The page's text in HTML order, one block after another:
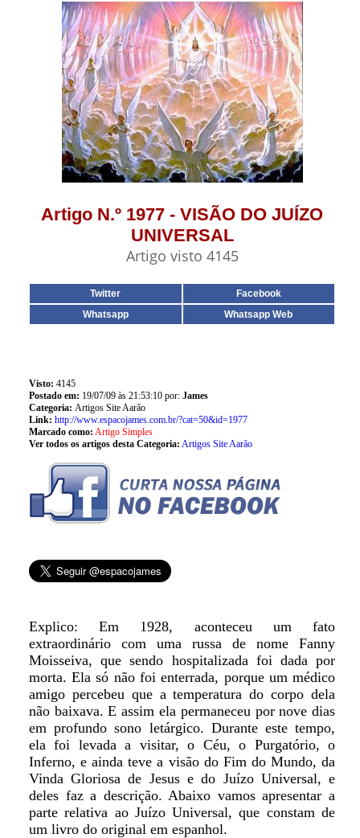
Artigo N.º 1977 - VISÃO DO JUÍZO
UNIVERSAL
Artigo visto 4145
Twitter
Facebook
Whatsapp
Whatsapp Web
Visto: 4145
Postado em: 19/07/09 às 21:53:10 por: James
Categoria: Artigos Site Aarão
Link: http://www.espacojames.com.br/?cat=50&id=1977
Marcado como: Artigo Simples
Ver todos os artigos desta Categoria: Artigos Site Aarão
Explico: Em 1928, aconteceu um fato
extraordinário com uma russa de nome Fanny
Moisseiva, que sendo hospitalizada foi dada por
morta. Ela só não foi enterrada, porque um médico
amigo percebeu que a temperatura do corpo dela
não baixava. E assim ela permaneceu por nove dias
em profundo sono letárgico. Durante este tempo,
ela foi levada a visitar, o Céu, o Purgatório, o
Inferno, e ainda teve a visão do Fim do Mundo, da
Vinda Gloriosa de Jesus e do Juízo Universal, e
deles faz a descrição. Abaixo vamos apresentar a
parte relativa ao Juízo Universal, que constam de
um livro do original em espanhol.